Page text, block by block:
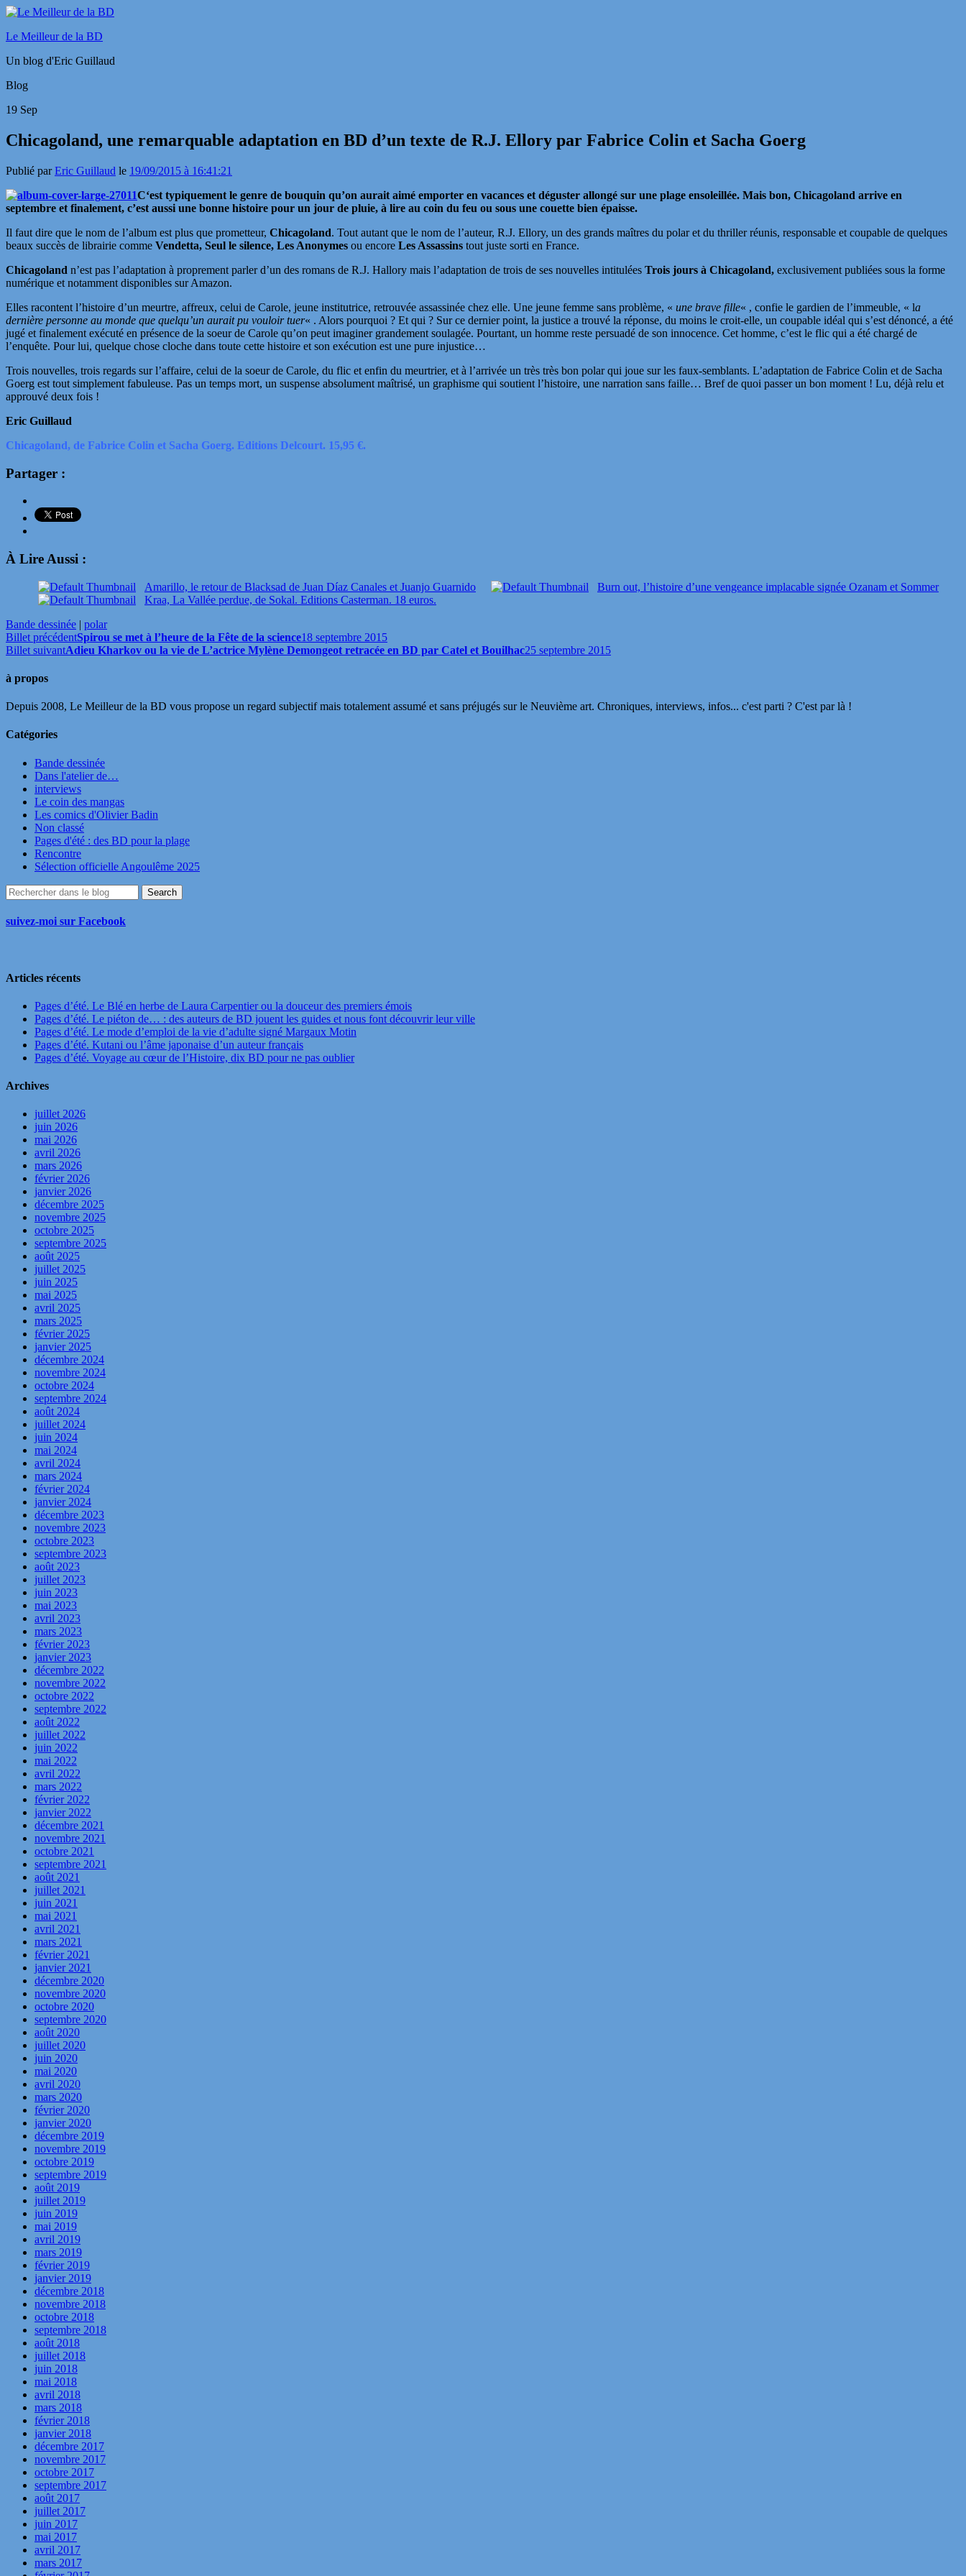
Le Meilleur de la BD
Un blog d'Eric Guillaud
Blog
19 Sep
Chicagoland, une remarquable adaptation en BD d’un texte de R.J. Ellory par Fabrice Colin et Sacha Goerg
Publié parEric Guillaud le 19/09/2015 à 16:41:21
C‘est typiquement le genre de bouquin qu’on aurait aimé emporter en vacances et déguster allongé sur une plage ensoleillée. Mais bon, Chicagoland arrive en
septembre et finalement, c’est aussi une bonne histoire pour un jour de pluie, à lire au coin du feu ou sous une couette bien épaisse.
Il faut dire que le nom de l’album est plus que prometteur, Chicagoland. Tout autant que le nom de l’auteur, R.J. Ellory, un des grands maîtres du polar et du thriller réunis, responsable et coupable de quelques
beaux succès de librairie comme Vendetta, Seul le silence, Les Anonymes ou encore Les Assassins tout juste sorti en France.
Chicagoland n’est pas l’adaptation à proprement parler d’un des romans de R.J. Hallory mais l’adaptation de trois de ses nouvelles intitulées Trois jours à Chicagoland, exclusivement publiées sous la forme
numérique et notamment disponibles sur Amazon.
Elles racontent l’histoire d’un meurtre, affreux, celui de Carole, jeune institutrice, retrouvée assassinée chez elle. Une jeune femme sans problème, « une brave fille« , confie le gardien de l’immeuble, « la
dernière personne au monde que quelqu’un aurait pu vouloir tuer« . Alors pourquoi ? Et qui ? Sur ce dernier point, la justice a trouvé la réponse, du moins le croit-elle, un coupable idéal qui s’est dénoncé, a été
jugé et finalement exécuté en présence de la soeur de Carole qu’on peut imaginer grandement soulagée. Pourtant, un homme reste persuadé de son innocence. Cet homme, c’est le flic qui a été chargé de
l’enquête. Pour lui, quelque chose cloche dans toute cette histoire et son exécution est une pure injustice…
Trois nouvelles, trois regards sur l’affaire, celui de la soeur de Carole, du flic et enfin du meurtrier, et à l’arrivée un très très bon polar qui joue sur les faux-semblants. L’adaptation de Fabrice Colin et de Sacha
Goerg est tout simplement fabuleuse. Pas un temps mort, un suspense absolument maîtrisé, un graphisme qui soutient l’histoire, une narration sans faille… Bref de quoi passer un bon moment ! Lu, déjà relu et
approuvé deux fois !
Eric Guillaud
Chicagoland, de Fabrice Colin et Sacha Goerg. Editions Delcourt. 15,95 €.
Partager :
À Lire Aussi :
Amarillo, le retour de Blacksad de Juan Díaz Canales et Juanjo Guarnido
Burn out, l’histoire d’une vengeance implacable signée Ozanam et Sommer
Kraa, La Vallée perdue, de Sokal. Editions Casterman. 18 euros.
Bande dessinée | polar
Billet précédentSpirou se met à l’heure de la Fête de la science18 septembre 2015
Billet suivantAdieu Kharkov ou la vie de L’actrice Mylène Demongeot retracée en BD par Catel et Bouilhac25 septembre 2015
à propos
Depuis 2008, Le Meilleur de la BD vous propose un regard subjectif mais totalement assumé et sans préjugés sur le Neuvième art. Chroniques, interviews, infos... c'est parti ? C'est par là !
Catégories
Bande dessinée
Dans l'atelier de…
interviews
Le coin des mangas
Les comics d'Olivier Badin
Non classé
Pages d'été : des BD pour la plage
Rencontre
Sélection officielle Angoulême 2025
suivez-moi sur Facebook
Articles récents
Pages d’été. Le Blé en herbe de Laura Carpentier ou la douceur des premiers émois
Pages d’été. Le piéton de… : des auteurs de BD jouent les guides et nous font découvrir leur ville
Pages d’été. Le mode d’emploi de la vie d’adulte signé Margaux Motin
Pages d’été. Kutani ou l’âme japonaise d’un auteur français
Pages d’été. Voyage au cœur de l’Histoire, dix BD pour ne pas oublier
Archives
juillet 2026
juin 2026
mai 2026
avril 2026
mars 2026
février 2026
janvier 2026
décembre 2025
novembre 2025
octobre 2025
septembre 2025
août 2025
juillet 2025
juin 2025
mai 2025
avril 2025
mars 2025
février 2025
janvier 2025
décembre 2024
novembre 2024
octobre 2024
septembre 2024
août 2024
juillet 2024
juin 2024
mai 2024
avril 2024
mars 2024
février 2024
janvier 2024
décembre 2023
novembre 2023
octobre 2023
septembre 2023
août 2023
juillet 2023
juin 2023
mai 2023
avril 2023
mars 2023
février 2023
janvier 2023
décembre 2022
novembre 2022
octobre 2022
septembre 2022
août 2022
juillet 2022
juin 2022
mai 2022
avril 2022
mars 2022
février 2022
janvier 2022
décembre 2021
novembre 2021
octobre 2021
septembre 2021
août 2021
juillet 2021
juin 2021
mai 2021
avril 2021
mars 2021
février 2021
janvier 2021
décembre 2020
novembre 2020
octobre 2020
septembre 2020
août 2020
juillet 2020
juin 2020
mai 2020
avril 2020
mars 2020
février 2020
janvier 2020
décembre 2019
novembre 2019
octobre 2019
septembre 2019
août 2019
juillet 2019
juin 2019
mai 2019
avril 2019
mars 2019
février 2019
janvier 2019
décembre 2018
novembre 2018
octobre 2018
septembre 2018
août 2018
juillet 2018
juin 2018
mai 2018
avril 2018
mars 2018
février 2018
janvier 2018
décembre 2017
novembre 2017
octobre 2017
septembre 2017
août 2017
juillet 2017
juin 2017
mai 2017
avril 2017
mars 2017